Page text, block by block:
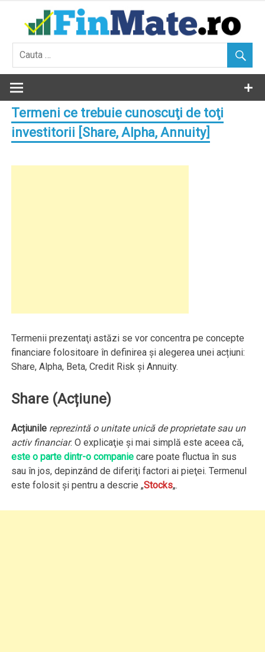
content
Termeni ce trebuie cunoscuţi de toţi
investitorii [Share, Alpha, Annuity]
Termenii prezentaţi astăzi se vor concentra pe concepte
financiare folositoare în definirea și alegerea unei acțiuni:
Share, Alpha, Beta, Credit Risk și Annuity.
Share (Acțiune)
Acțiunile reprezintă o unitate unică de proprietate sau un
activ financiar. O explicaţie şi mai simplă este aceea că,
este o parte dintr-o companie care poate fluctua în sus
sau în jos, depinzând de diferiţi factori ai pieţei. Termenul
este folosit şi pentru a descrie „Stocks„.